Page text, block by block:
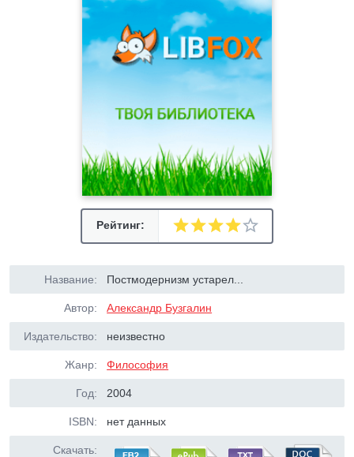
Рейтинг:
Название: Постмодернизм устарел...
Автор: Александр Бузгалин
Издательство: неизвестно
Жанр: Философия
Год: 2004
ISBN: нет данных
Скачать: